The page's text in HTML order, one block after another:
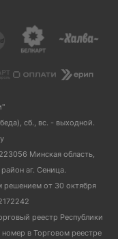
сб., вс. - выходной.
Минская область,
аг. Сеница.
решением от 30 октября
реестр Республики
номер в Торговом реестре